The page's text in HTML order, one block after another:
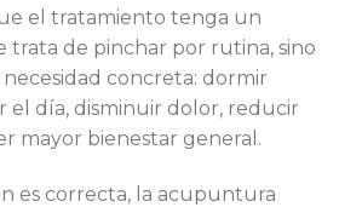
el tratamiento tenga un
trata de pinchar por rutina, sino
concreta: dormir
el día, disminuir dolor, reducir
mayor bienestar general.
es correcta, la acupuntura